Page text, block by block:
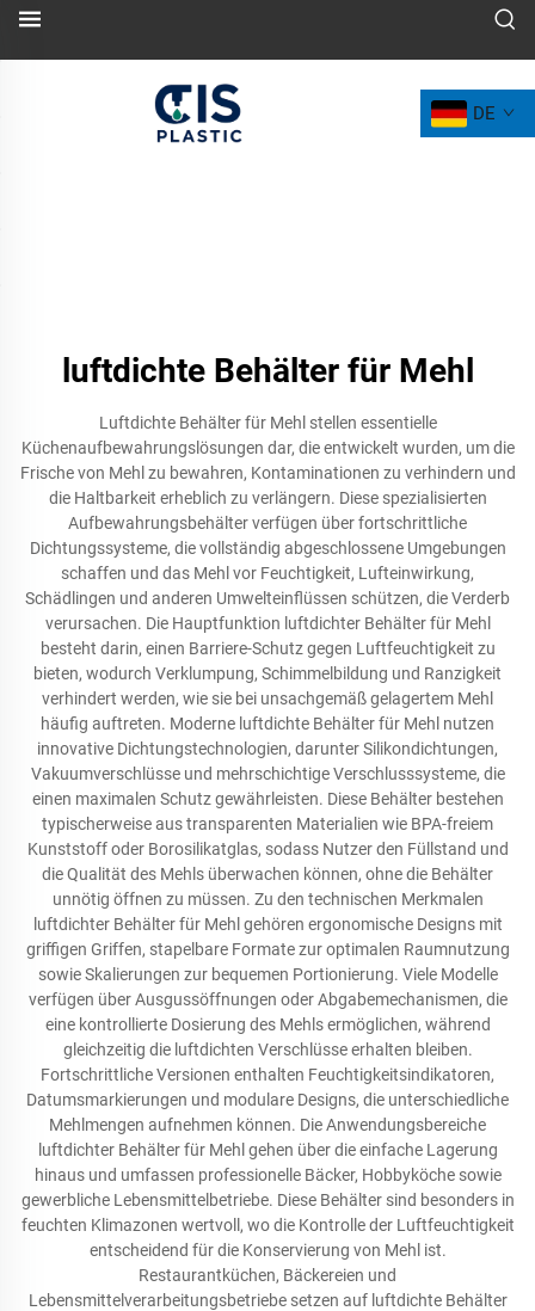
DE
luftdichte Behälter für Mehl
Luftdichte Behälter für Mehl stellen essentielle
Küchenaufbewahrungslösungen dar, die entwickelt wurden, um die
Frische von Mehl zu bewahren, Kontaminationen zu verhindern und
die Haltbarkeit erheblich zu verlängern. Diese spezialisierten
Aufbewahrungsbehälter verfügen über fortschrittliche
Dichtungssysteme, die vollständig abgeschlossene Umgebungen
schaffen und das Mehl vor Feuchtigkeit, Lufteinwirkung,
Schädlingen und anderen Umwelteinflüssen schützen, die Verderb
verursachen. Die Hauptfunktion luftdichter Behälter für Mehl
besteht darin, einen Barriere-Schutz gegen Luftfeuchtigkeit zu
bieten, wodurch Verklumpung, Schimmelbildung und Ranzigkeit
verhindert werden, wie sie bei unsachgemäß gelagertem Mehl
häufig auftreten. Moderne luftdichte Behälter für Mehl nutzen
innovative Dichtungstechnologien, darunter Silikondichtungen,
Vakuumverschlüsse und mehrschichtige Verschlusssysteme, die
einen maximalen Schutz gewährleisten. Diese Behälter bestehen
typischerweise aus transparenten Materialien wie BPA-freiem
Kunststoff oder Borosilikatglas, sodass Nutzer den Füllstand und
die Qualität des Mehls überwachen können, ohne die Behälter
unnötig öffnen zu müssen. Zu den technischen Merkmalen
luftdichter Behälter für Mehl gehören ergonomische Designs mit
griffigen Griffen, stapelbare Formate zur optimalen Raumnutzung
sowie Skalierungen zur bequemen Portionierung. Viele Modelle
verfügen über Ausgussöffnungen oder Abgabemechanismen, die
eine kontrollierte Dosierung des Mehls ermöglichen, während
gleichzeitig die luftdichten Verschlüsse erhalten bleiben.
Fortschrittliche Versionen enthalten Feuchtigkeitsindikatoren,
Datumsmarkierungen und modulare Designs, die unterschiedliche
Mehlmengen aufnehmen können. Die Anwendungsbereiche
luftdichter Behälter für Mehl gehen über die einfache Lagerung
hinaus und umfassen professionelle Bäcker, Hobbyköche sowie
gewerbliche Lebensmittelbetriebe. Diese Behälter sind besonders in
feuchten Klimazonen wertvoll, wo die Kontrolle der Luftfeuchtigkeit
entscheidend für die Konservierung von Mehl ist.
Restaurantküchen, Bäckereien und
Lebensmittelverarbeitungsbetriebe setzen auf luftdichte Behälter